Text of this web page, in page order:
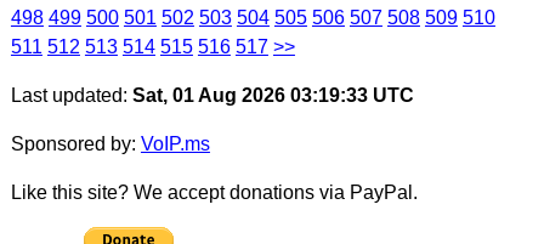
498 499 500 501 502 503 504 505 506 507 508 509 510
511 512 513 514 515 516 517 >>
Last updated: Sat, 01 Aug 2026 03:19:33 UTC
Sponsored by: VoIP.ms
Like this site? We accept donations via PayPal.